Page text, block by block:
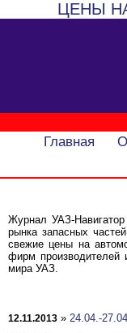
ЦЕНЫ
Главная
Журнал УАЗ-Навигатор
рынка запасных
свежие цены на
фирм производителей
мира УАЗ.
12.11.2013 » 24.04.-